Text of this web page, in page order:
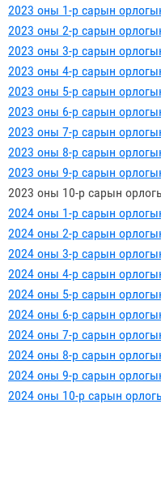
2023 оны 1-р сарын
2023 оны 2-р сарын
2023 оны 3-р сарын
2023 оны 4-р сарын
2023 оны 5-р сарын
2023 оны 6-р сарын
2023 оны 7-р сарын
2023 оны 8-р сарын
2023 оны 9-р сарын
2023 оны 10-р сарын
2024 оны 1-р сарын
2024 оны 2-р сарын
2024 оны 3-р сарын
2024 оны 4-р сарын
2024 оны 5-р сарын
2024 оны 6-р сарын
2024 оны 7-р сарын
2024 оны 8-р сарын
2024 оны 9-р сарын
2024 оны 10-р сарын